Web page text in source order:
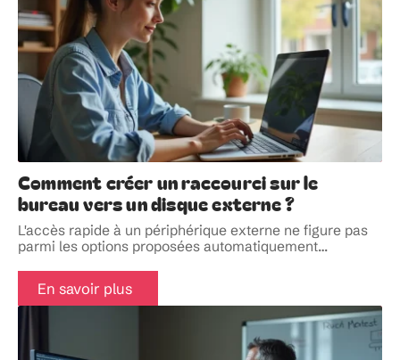
Comment créer un raccourci sur le
bureau vers un disque externe ?
L'accès rapide à un périphérique externe ne figure pas
parmi les options proposées automatiquement…
En savoir plus